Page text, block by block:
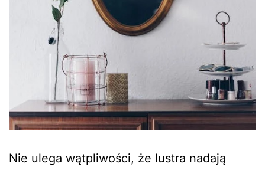
Nie ulega wątpliwości, że lustra nadają